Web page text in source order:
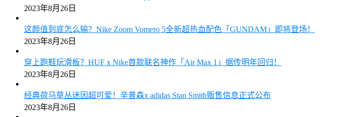
2023年8月26日
这颜值到底怎么输？Nike Zoom Vomero 5全新超热血配色「GUNDAM」即将登场！
2023年8月26日
穿上跑鞋玩滑板？HUF x Nike首款联名神作「Air Max 1」据传明年回归！
2023年8月26日
经典荷马草丛迷因超可爱！辛普森x adidas Stan Smith贩售信息正式公布
2023年8月26日